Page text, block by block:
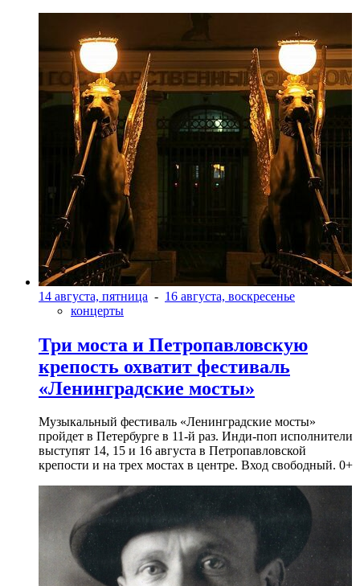
14 августа, пятница - 16 августа, воскресенье
концерты
Три моста и Петропавловскую
крепость охватит фестиваль
«Ленинградские мосты»
Музыкальный фестиваль «Ленинградские мосты»
пройдет в Петербурге в 11-й раз. Инди-поп исполнители
выступят 14, 15 и 16 августа в Петропавловской
крепости и на трех мостах в центре. Вход свободный. 0+